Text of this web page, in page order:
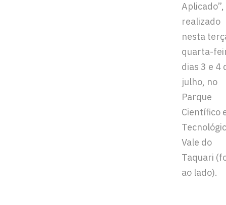
Aplicado”,
realizado
nesta
quarta-
dias 3 e 4
julho, no
Parque
Científico
Vale do
Taquari
ao lado).